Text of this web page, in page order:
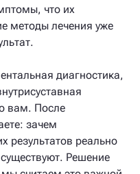
что их
методы лечения уже
диагностика,
вам. После
зачем
результатов реально
Решение